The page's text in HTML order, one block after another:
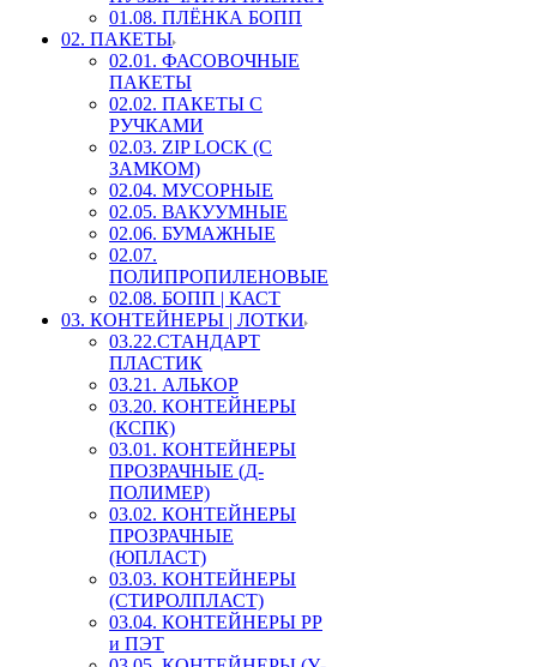
01.08. ПЛЁНКА БОПП
02. ПАКЕТЫ
02.01. ФАСОВОЧНЫЕ
ПАКЕТЫ
02.02. ПАКЕТЫ С
РУЧКАМИ
02.03. ZIP LOСK (С
ЗАМКОМ)
02.04. МУСОРНЫЕ
02.05. ВАКУУМНЫЕ
02.06. БУМАЖНЫЕ
02.07.
ПОЛИПРОПИЛЕНОВЫЕ
02.08. БОПП | КАСТ
03. КОНТЕЙНЕРЫ | ЛОТКИ
03.22.СТАНДАРТ
ПЛАСТИК
03.21. АЛЬКОР
03.20. КОНТЕЙНЕРЫ
(КСПК)
03.01. КОНТЕЙНЕРЫ
ПРОЗРАЧНЫЕ (Д-
ПОЛИМЕР)
03.02. КОНТЕЙНЕРЫ
ПРОЗРАЧНЫЕ
(ЮПЛАСТ)
03.03. КОНТЕЙНЕРЫ
(СТИРОЛПЛАСТ)
03.04. КОНТЕЙНЕРЫ РР
и ПЭТ